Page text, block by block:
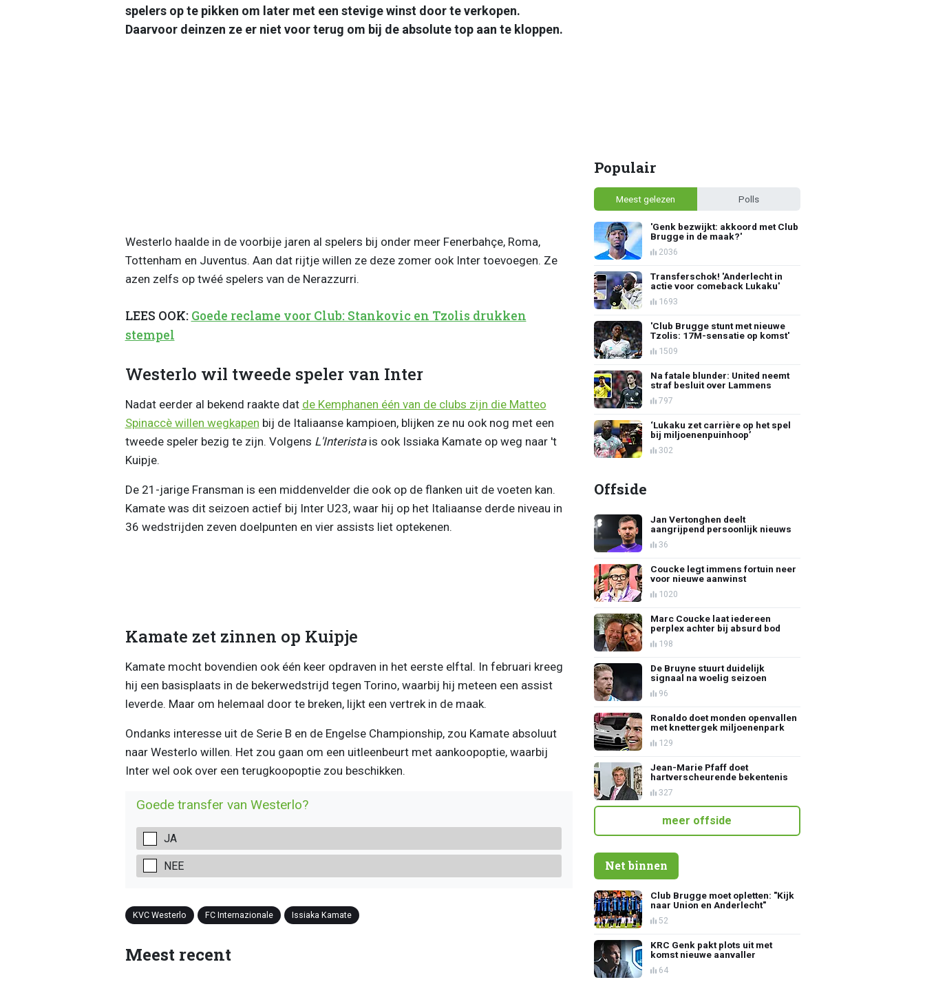
spelers op te pikken om later met een stevige winst door te verkopen.
Daarvoor deinzen ze er niet voor terug om bij de absolute top aan te kloppen.
Westerlo haalde in de voorbije jaren al spelers bij onder meer Fenerbahçe, Roma,
Tottenham en Juventus. Aan dat rijtje willen ze deze zomer ook Inter toevoegen. Ze
azen zelfs op twéé spelers van de Nerazzurri.
LEES OOK: Goede reclame voor Club: Stankovic en Tzolis drukken
stempel
Westerlo wil tweede speler van Inter
Nadat eerder al bekend raakte dat de Kemphanen één van de clubs zijn die Matteo
Spinaccè willen wegkapen bij de Italiaanse kampioen, blijken ze nu ook nog met een
tweede speler bezig te zijn. Volgens L'Interista is ook Issiaka Kamate op weg naar 't
Kuipje.
De 21-jarige Fransman is een middenvelder die ook op de flanken uit de voeten kan.
Kamate was dit seizoen actief bij Inter U23, waar hij op het Italiaanse derde niveau in
36 wedstrijden zeven doelpunten en vier assists liet optekenen.
Kamate zet zinnen op Kuipje
Kamate mocht bovendien ook één keer opdraven in het eerste elftal. In februari kreeg
hij een basisplaats in de bekerwedstrijd tegen Torino, waarbij hij meteen een assist
leverde. Maar om helemaal door te breken, lijkt een vertrek in de maak.
Ondanks interesse uit de Serie B en de Engelse Championship, zou Kamate absoluut
naar Westerlo willen. Het zou gaan om een uitleenbeurt met aankoopoptie, waarbij
Inter wel ook over een terugkoopoptie zou beschikken.
Goede transfer van Westerlo?
JA
NEE
KVC Westerlo FC Internazionale Issiaka Kamate
Meest recent
Populair
Meest gelezen Polls
'Genk bezwijkt: akkoord met Club
Brugge in de maak?'
2036
Transferschok! 'Anderlecht in
actie voor comeback Lukaku'
1693
'Club Brugge stunt met nieuwe
Tzolis: 17M-sensatie op komst'
1509
Na fatale blunder: United neemt
straf besluit over Lammens
797
‘Lukaku zet carrière op het spel
bij miljoenenpuinhoop’
302
Offside
Jan Vertonghen deelt
aangrijpend persoonlijk nieuws
36
Coucke legt immens fortuin neer
voor nieuwe aanwinst
1020
Marc Coucke laat iedereen
perplex achter bij absurd bod
198
De Bruyne stuurt duidelijk
signaal na woelig seizoen
96
Ronaldo doet monden openvallen
met knettergek miljoenenpark
129
Jean-Marie Pfaff doet
hartverscheurende bekentenis
327
meer offside
Net binnen
Club Brugge moet opletten: "Kijk
naar Union en Anderlecht"
52
KRC Genk pakt plots uit met
komst nieuwe aanvaller
64